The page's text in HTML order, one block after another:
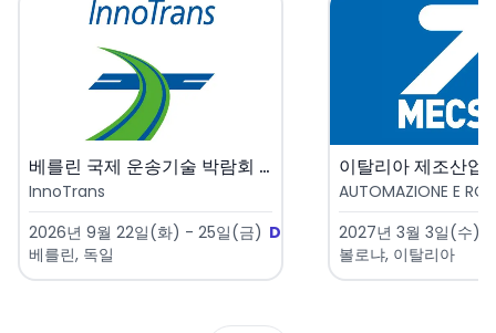
베를린 국제 운송기술 박람회 20..
InnoTrans
2026년 9월 22일(화) - 25일(금) D-47
베를린, 독일
AUTOMAZIONE E
2027년 3월 3일(수)
볼로냐, 이탈리아